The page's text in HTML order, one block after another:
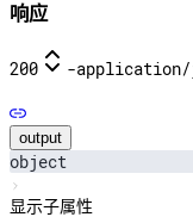
响应
200 -application/
output
object
显示子属性